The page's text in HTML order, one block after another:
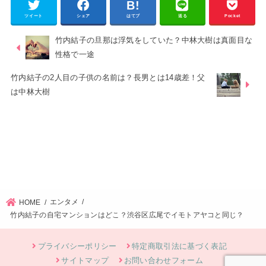
ツイート シェア はてブ 送る Pocket
竹内結子の旦那は浮気をしていた？中林大樹は真面目な
性格で一途
竹内結子の2人目の子供の名前は？長男とは14歳差！父
は中林大樹
HOME
エンタメ
竹内結子の自宅マンションはどこ？渋谷区広尾でイモトアヤコと同じ？
プライバシーポリシー
特定商取引法に基づく表記
サイトマップ
お問い合わせフォーム